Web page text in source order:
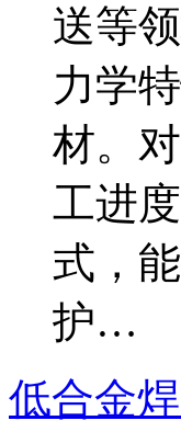
送等
力学
材。
工进
式，
护…
低合金